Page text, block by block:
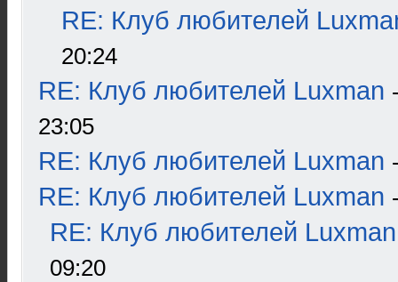
RE: Клуб любителей
20:24
RE: Клуб любителей Luxman
23:05
RE: Клуб любителей Luxman
RE: Клуб любителей Luxman
RE: Клуб любителей Luxman
09:20